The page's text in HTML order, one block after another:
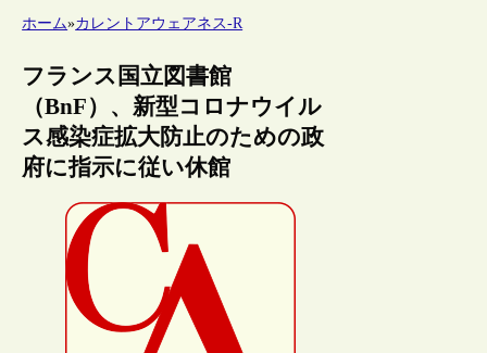
ホーム»カレントアウェアネス-R
フランス国立図書館
（BnF）、新型コロナウイル
ス感染症拡大防止のための政
府に指示に従い休館